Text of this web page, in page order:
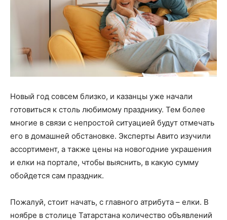
Новый год совсем близко, и казанцы уже начали
готовиться к столь любимому празднику. Тем более
многие в связи с непростой ситуацией будут отмечать
его в домашней обстановке. Эксперты Авито изучили
ассортимент, а также цены на новогодние украшения
и елки на портале, чтобы выяснить, в какую сумму
обойдется сам праздник.
Пожалуй, стоит начать, с главного атрибута – елки. В
ноябре в столице Татарстана количество объявлений